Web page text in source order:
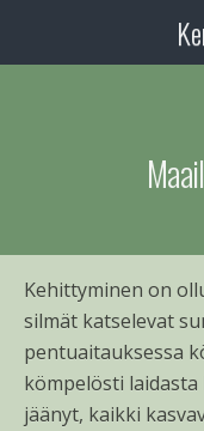
Kehittyminen on
silmät katselevat
pentuaitauksessa
kömpelösti
jäänyt, kaikki